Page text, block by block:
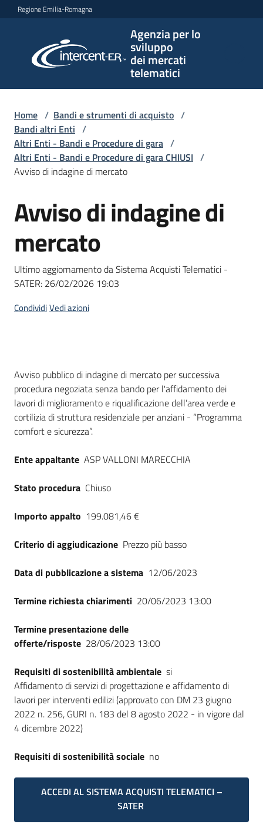
Vai al contenuto
Vai alla navigazione
Vai al footer
Regione Emilia-Romagna
Agenzia per lo
sviluppo
dei mercati
telematici
per lo
sviluppo
telematici
L'Agenzia
Bandi
strumenti
acquisto
telematiche
English
site
su
Home / Bandi e strumenti di acquisto /
Bandi altri Enti /
Altri Enti - Bandi e Procedure di gara /
Altri Enti - Bandi e Procedure di gara CHIUSI /
Avviso di indagine di mercato
Salta al contenuto
Avviso di indagine di
mercato
Ultimo aggiornamento da Sistema Acquisti Telematici -
SATER: 26/02/2026 19:03
CondividiVedi azioni
Dati del bando
Avviso pubblico di indagine di mercato per successiva
procedura negoziata senza bando per l'affidamento dei
lavori di miglioramento e riqualificazione dell’area verde e
cortilizia di struttura residenziale per anziani - “Programma
comfort e sicurezza”.
Ente appaltante ASP VALLONI MARECCHIA
Stato procedura Chiuso
Importo appalto 199.081,46 €
Criterio di aggiudicazione Prezzo più basso
Data di pubblicazione a sistema 12/06/2023
Termine richiesta chiarimenti 20/06/2023 13:00
Termine presentazione delle
offerte/risposte 28/06/2023 13:00
Requisiti di sostenibilità ambientale si
Affidamento di servizi di progettazione e affidamento di
lavori per interventi edilizi (approvato con DM 23 giugno
2022 n. 256, GURI n. 183 del 8 agosto 2022 - in vigore dal
4 dicembre 2022)
Requisiti di sostenibilità sociale no
ACCEDI AL SISTEMA ACQUISTI TELEMATICI –
SATER